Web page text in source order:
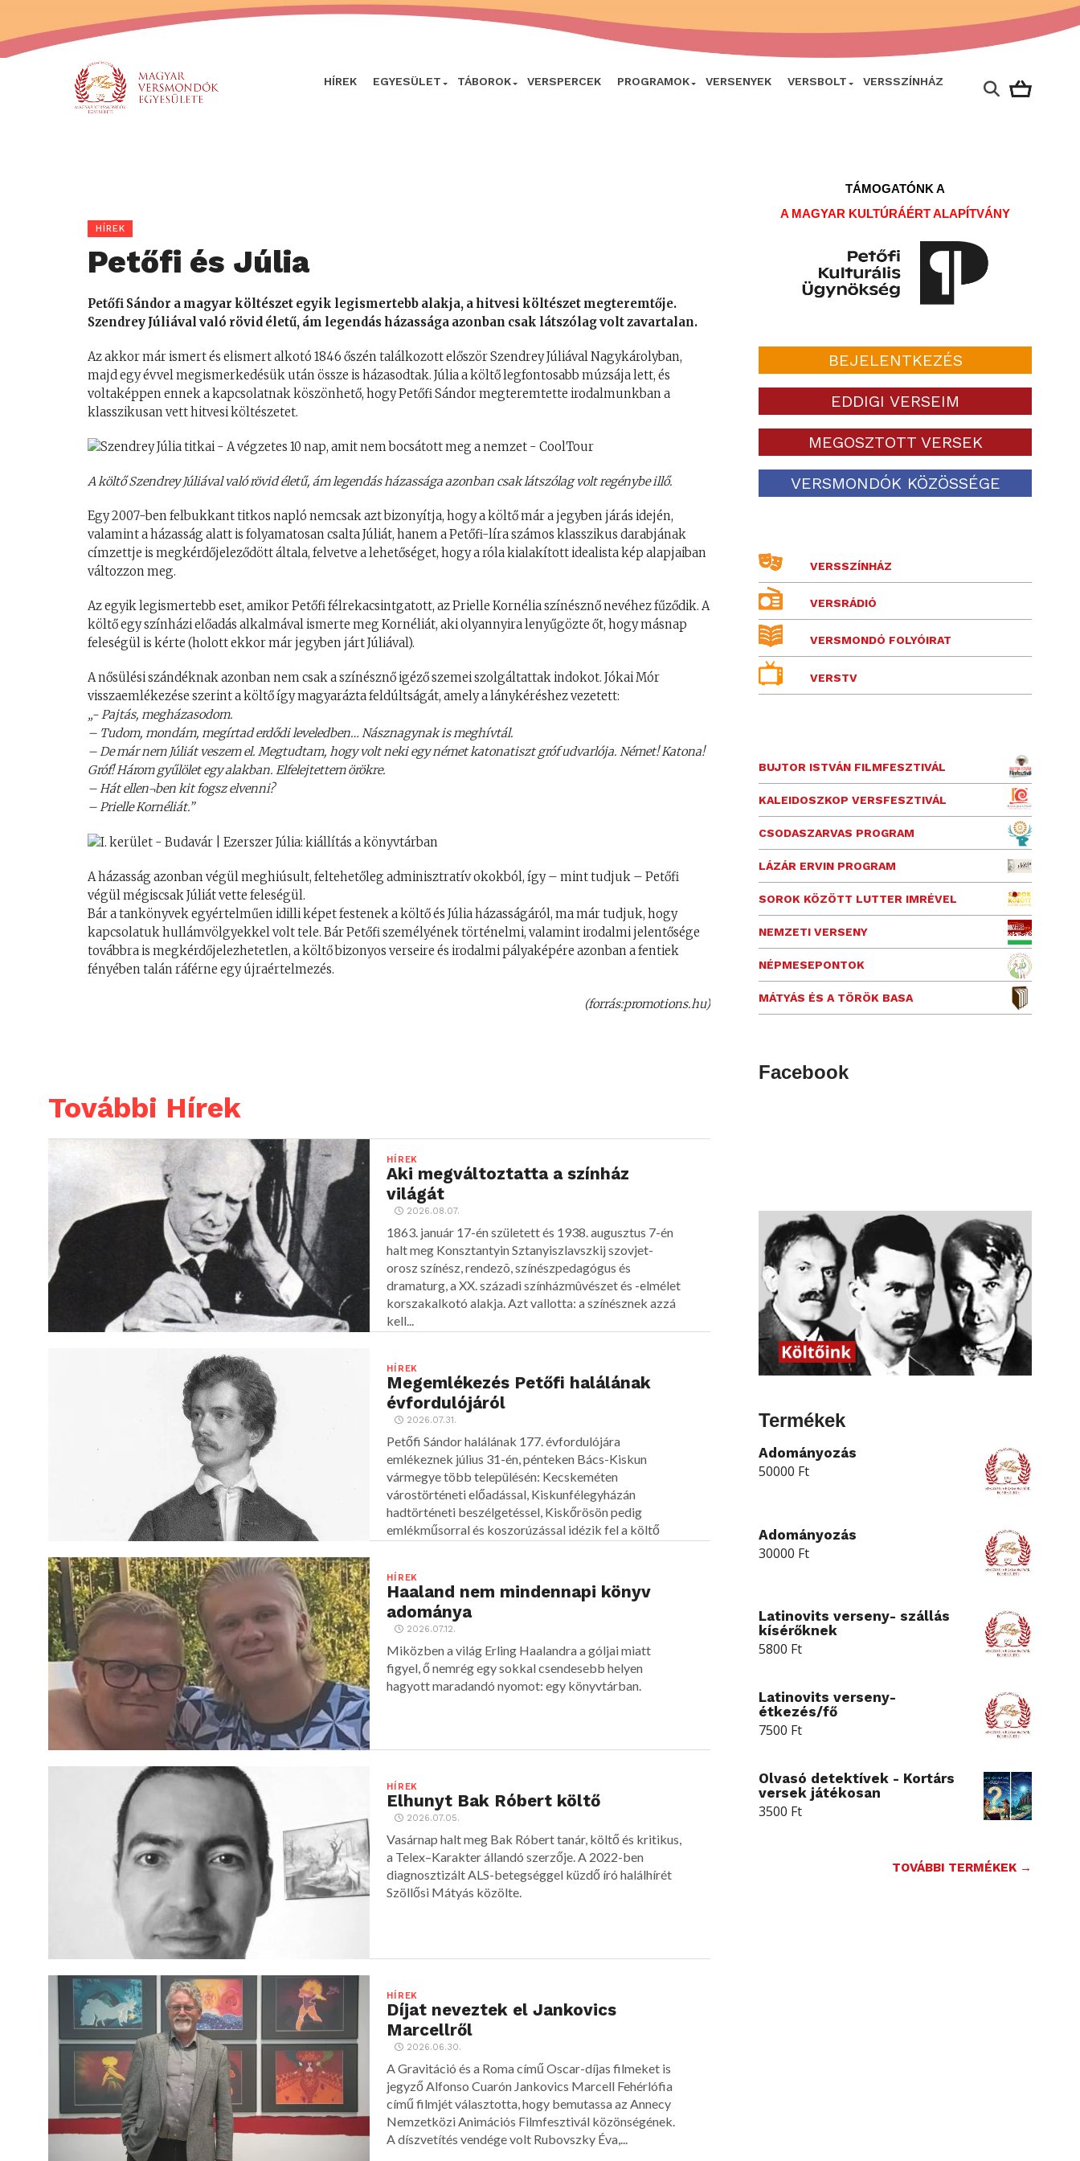
HÍREK EGYESÜLET TÁBOROK VERSPERCEK PROGRAMOK VERSENYEK VERSBOLT VERSSZÍNHÁZ
HÍREK
Petőfi és Júlia
Petőfi Sándor a magyar költészet egyik legismertebb alakja, a hitvesi költészet megteremtője.
Szendrey Júliával való rövid életű, ám legendás házassága azonban csak látszólag volt zavartalan.
Az akkor már ismert és elismert alkotó 1846 őszén találkozott először Szendrey Júliával Nagykárolyban,
majd egy évvel megismerkedésük után össze is házasodtak. Júlia a költő legfontosabb múzsája lett, és
voltaképpen ennek a kapcsolatnak köszönhető, hogy Petőfi Sándor megteremtette irodalmunkban a
klasszikusan vett hitvesi költészetet.
A költő Szendrey Júliával való rövid életű, ám legendás házassága azonban csak látszólag volt regénybe illő.
Egy 2007-ben felbukkant titkos napló nemcsak azt bizonyítja, hogy a költő már a jegyben járás idején,
valamint a házasság alatt is folyamatosan csalta Júliát, hanem a Petőfi-líra számos klasszikus darabjának
címzettje is megkérdőjeleződött általa, felvetve a lehetőséget, hogy a róla kialakított idealista kép alapjaiban
változzon meg.
Az egyik legismertebb eset, amikor Petőfi félrekacsintgatott, az Prielle Kornélia színésznő nevéhez fűződik. A
költő egy színházi előadás alkalmával ismerte meg Kornéliát, aki olyannyira lenyűgözte őt, hogy másnap
feleségül is kérte (holott ekkor már jegyben járt Júliával).
A nősülési szándéknak azonban nem csak a színésznő igéző szemei szolgáltattak indokot. Jókai Mór
visszaemlékezése szerint a költő így magyarázta feldúltságát, amely a lánykéréshez vezetett:
„- Pajtás, megházasodom.
– Tudom, mondám, megírtad erdődi leveledben… Násznagynak is meghívtál.
– De már nem Júliát veszem el. Megtudtam, hogy volt neki egy német katonatiszt gróf udvarlója. Német! Katona!
Gróf! Három gyűlölet egy alakban. Elfelejtettem örökre.
– Hát ellen¬ben kit fogsz elvenni?
– Prielle Kornéliát.”
A házasság azonban végül meghiúsult, feltehetőleg adminisztratív okokból, így – mint tudjuk – Petőfi
végül mégiscsak Júliát vette feleségül.
Bár a tankönyvek egyértelműen idilli képet festenek a költő és Júlia házasságáról, ma már tudjuk, hogy
kapcsolatuk hullámvölgyekkel volt tele. Bár Petőfi személyének történelmi, valamint irodalmi jelentősége
továbbra is megkérdőjelezhetetlen, a költő bizonyos verseire és irodalmi pályaképére azonban a fentiek
fényében talán ráférne egy újraértelmezés.
(forrás:promotions.hu)
További Hírek
HÍREK
Aki megváltoztatta a színház
világát
2026.08.07.
1863. január 17-én született és 1938. augusztus 7-én
halt meg Konsztantyin Sztanyiszlavszkij szovjet-
orosz színész, rendezõ, színészpedagógus és
dramaturg, a XX. századi színházmûvészet és -elmélet
korszakalkotó alakja. Azt vallotta: a színésznek azzá
kell...
HÍREK
Megemlékezés Petőfi halálának
évfordulójáról
2026.07.31.
Petőfi Sándor halálának 177. évfordulójára
emlékeznek július 31-én, pénteken Bács-Kiskun
vármegye több településén: Kecskeméten
várostörténeti előadással, Kiskunfélegyházán
hadtörténeti beszélgetéssel, Kiskőrösön pedig
emlékműsorral és koszorúzással idézik fel a költő
HÍREK
Haaland nem mindennapi könyv
adománya
2026.07.12.
Miközben a világ Erling Haalandra a góljai miatt
figyel, ő nemrég egy sokkal csendesebb helyen
hagyott maradandó nyomot: egy könyvtárban.
HÍREK
Elhunyt Bak Róbert költő
2026.07.05.
Vasárnap halt meg Bak Róbert tanár, költő és kritikus,
a Telex–Karakter állandó szerzője. A 2022-ben
diagnosztizált ALS-betegséggel küzdő író halálhírét
Szöllősi Mátyás közölte.
HÍREK
Díjat neveztek el Jankovics
Marcellről
2026.06.30.
A Gravitáció és a Roma című Oscar-díjas filmeket is
jegyző Alfonso Cuarón Jankovics Marcell Fehérlófia
című filmjét választotta, hogy bemutassa az Annecy
Nemzetközi Animációs Filmfesztivál közönségének.
A díszvetítés vendége volt Rubovszky Éva,...
TÁMOGATÓNK A
A MAGYAR KULTÚRÁÉRT ALAPÍTVÁNY
BEJELENTKEZÉS
EDDIGI VERSEIM
MEGOSZTOTT VERSEK
VERSMONDÓK KÖZÖSSÉGE
VERSSZÍNHÁZ
VERSRÁDIÓ
VERSMONDÓ FOLYÓIRAT
VERSTV
BUJTOR ISTVÁN FILMFESZTIVÁL
KALEIDOSZKOP VERSFESZTIVÁL
CSODASZARVAS PROGRAM
LÁZÁR ERVIN PROGRAM
SOROK KÖZÖTT LUTTER IMRÉVEL
NEMZETI VERSENY
NÉPMESEPONTOK
MÁTYÁS ÉS A TÖRÖK BASA
Facebook
Termékek
Adományozás
50000 Ft
Adományozás
30000 Ft
Latinovits verseny- szállás
kísérőknek
5800 Ft
Latinovits verseny-
étkezés/fő
7500 Ft
Olvasó detektívek - Kortárs
versek játékosan
3500 Ft
TOVÁBBI TERMÉKEK →